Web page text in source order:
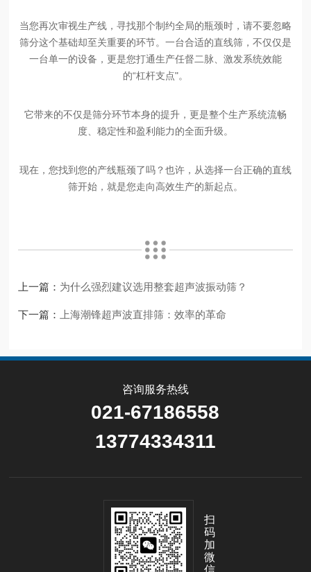
当您再次审视生产线，寻找那个制约全局的瓶颈时，请不要忽略
筛分这个基础却至关重要的环节。一台合适的直线筛，不仅仅是
一台单一的设备，更是您打通生产任督二脉、激发系统效能
的“杠杆支点"。
它带来的不仅是筛分环节本身的提升，更是整个生产系统流畅
度、稳定性和盈利能力的全面升级。
现在，您找到您的产线瓶颈了吗？也许，从选择一台正确的直线
筛开始，就是您走向高效生产的新起点。
上一篇： 为什么强烈建议选用整套超声波振动筛？
下一篇： 上海潮锋超声波直排筛：效率的革命
咨询服务热线
021-67186558
13774334311
扫
码
加
微
信